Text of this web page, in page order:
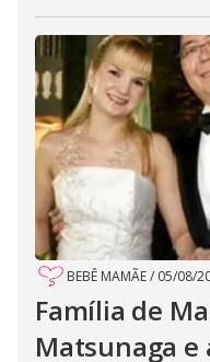
BEBÊ MAMÃE/ 05/08/
Família de
Matsunaga e